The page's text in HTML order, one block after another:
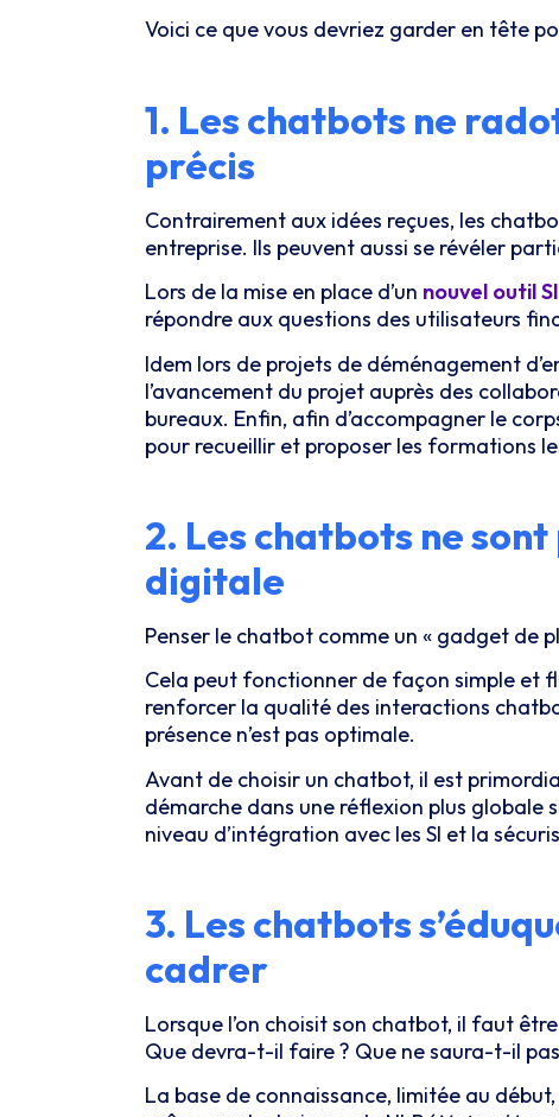
Voici ce que vous devriez garder en tête
1. Les chatbots ne
précis
Contrairement aux idées reçues, les
entreprise. Ils peuvent aussi se révéler
Lors de la mise en place d’un nouvel outil
répondre aux questions des utilisateurs
Idem lors de projets de déménagement
l’avancement du projet auprès des
bureaux. Enfin, afin d’accompagner le
pour recueillir et proposer les formations
2. Les chatbots ne
digitale
Penser le chatbot comme un « gadget de
Cela peut fonctionner de façon simple et
renforcer la qualité des interactions
présence n’est pas optimale.
Avant de choisir un chatbot, il est
démarche dans une réflexion plus globale
niveau d’intégration avec les SI et la
3. Les chatbots
cadrer
Lorsque l’on choisit son chatbot, il faut
Que devra-t-il faire ? Que ne saura-t-il
La base de connaissance, limitée au